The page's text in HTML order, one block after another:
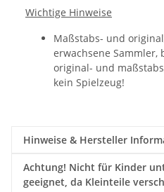
Wichtige Hinweise
Maßstabs- und
erwachsene Sammler,
original- und
kein Spielzeug!
Hinweise & Hersteller
Achtung! Nicht für Kinder
geeignet, da Kleinteile